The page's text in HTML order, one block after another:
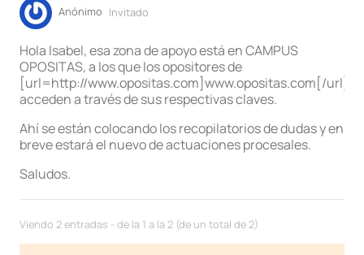
Anónimo Invitado
Hola Isabel, esa zona de apoyo está en CAMPUS
OPOSITAS, a los que los opositores de
[url=http://www.opositas.com]www.opositas.com[/url]
acceden a través de sus respectivas claves.
Ahí se están colocando los recopilatorios de dudas y en
breve estará el nuevo de actuaciones procesales.
Saludos.
Viendo 2 entradas - de la 1 a la 2 (de un total de 2)